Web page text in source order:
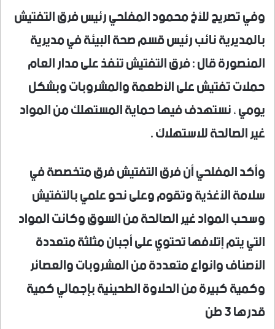
وفي تصريح للأخ محمود المفلحي رئيس فرق التفتيش
بالمديرية نائب رئيس قسم صحة البيئة في مديرية
المنصورة قال : فرق التفتيش تنفذ على مدار العام
حملات تفتيش على الأطعمة والمشروبات وبشكل
يومي ، نستهدف فيها حماية المستهلك من المواد
غير الصالحة للاستهلاك .
وأكد المفلحي أن فرق التفتيش فرق متخصصة في
سلامة الأغذية وتقوم وعلى نحو علمي بالتفتيش
وسحب المواد غير الصالحة من السوق وكانت المواد
التي يتم إتلافها تحتوي على أجبان مثلثة متعددة
الأصناف وانواع متعددة من المشروبات والعصائر
وكمية كبيرة من الحلاوة الطحينية بإجمالي كمية
قدرها 3 طن